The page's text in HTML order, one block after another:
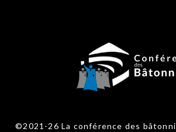
©2021-26 La conférence des